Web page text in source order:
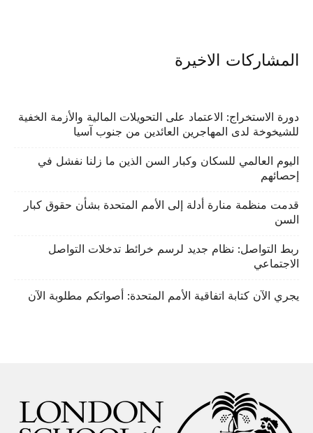
المشاركات الاخيرة
دورة الاستخراج: الاعتماد على التحويلات المالية والأزمة الخفية
للشيخوخة لدى المهاجرين العائدين من جنوب آسيا
اليوم العالمي للسكان وكبار السن الذين ما زلنا نفشل في
إحصائهم
قدمت منظمة منارة أدلة إلى الأمم المتحدة بشأن حقوق كبار
السن
ربط التواصل: نظام جديد لرسم خرائط تدخلات التواصل
الاجتماعي
يجري الآن كتابة اتفاقية الأمم المتحدة: أصواتكم مطلوبة الآن